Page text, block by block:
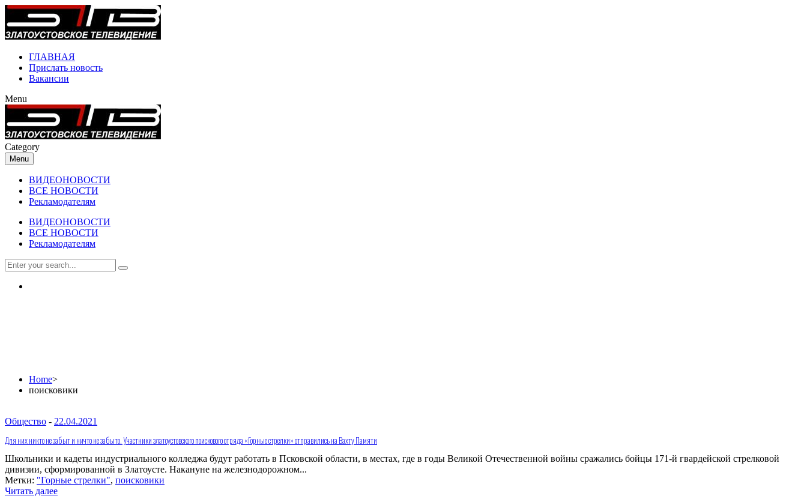
ГЛАВНАЯ
Прислать новость
Вакансии
Menu
Category
Menu
ВИДЕОНОВОСТИ
ВСЕ НОВОСТИ
Рекламодателям
ВИДЕОНОВОСТИ
ВСЕ НОВОСТИ
Рекламодателям
Home>
поисковики
Общество - 22.04.2021
Для них никто не забыт и ничто не забыто. Участники златоустовского поискового отряда «Горные стрелки» отправились на Вахту Памяти
Школьники и кадеты индустриального колледжа будут работать в Псковской области, в местах, где в годы Великой Отечественной войны сражались бойцы 171-й гвардейской стрелковой
дивизии, сформированной в Златоусте. Накануне на железнодорожном...
Метки: "Горные стрелки", поисковики
Читать далее